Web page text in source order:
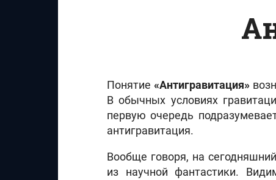
Понятие «Антигравитация»
В обычных условиях
первую очередь
антигравитация.
Вообще говоря, на
из научной фантастики.